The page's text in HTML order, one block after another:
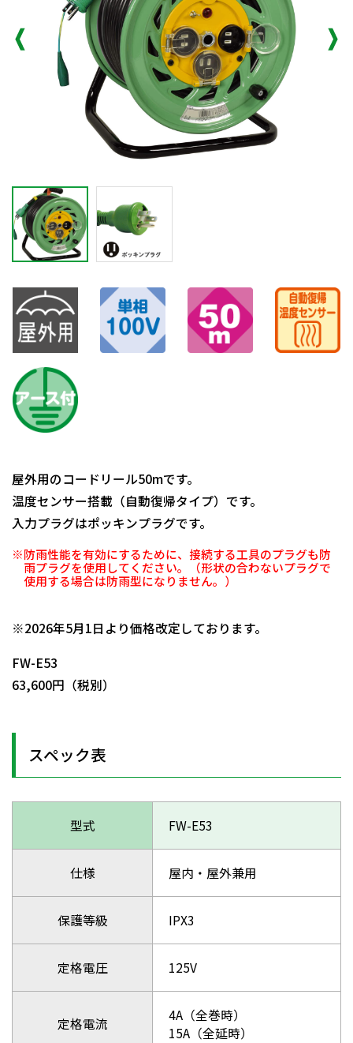
屋外用のコードリール50mです。
温度センサー搭載（自動復帰タイプ）です。
入力プラグはポッキンプラグです。
※防雨性能を有効にするために、接続する工具のプラグも防
雨プラグを使用してください。（形状の合わないプラグで
使用する場合は防雨型になりません。）
※2026年5月1日より価格改定しております。
FW-E53
63,600円（税別）
スペック表
型式 FW-E53
仕様 屋内・屋外兼用
保護等級 IPX3
定格電圧 125V
定格電流
4A（全巻時）
15A（全延時）